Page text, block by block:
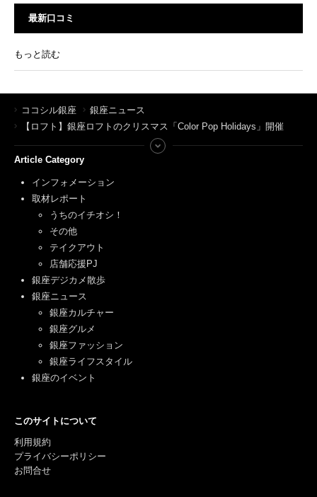
最新口コミ
もっと読む
ココシル銀座
銀座ニュース
【ロフト】銀座ロフトのクリスマス「Color Pop Holidays」開催
Article Category
インフォメーション
取材レポート
うちのイチオシ！
その他
テイクアウト
店舗応援PJ
銀座デジカメ散歩
銀座ニュース
銀座カルチャー
銀座グルメ
銀座ファッション
銀座ライフスタイル
銀座のイベント
このサイトについて
利用規約
プライバシーポリシー
お問合せ